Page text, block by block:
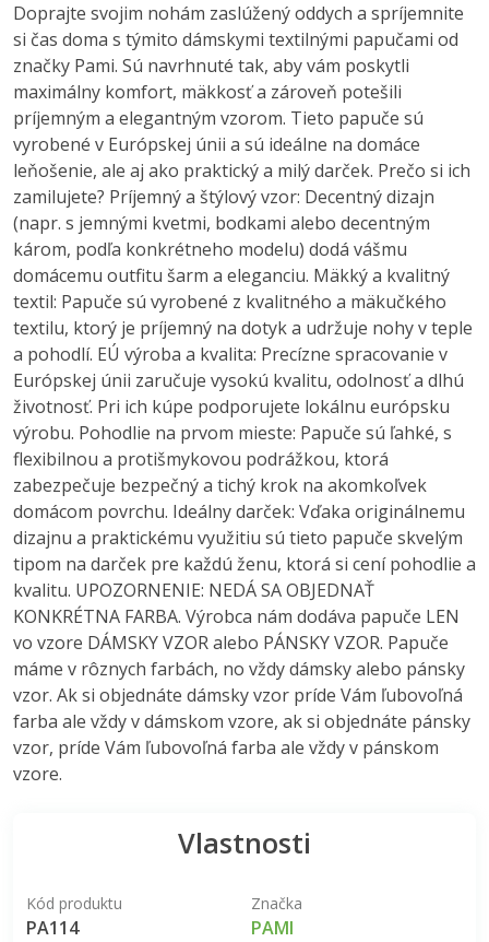
Doprajte svojim nohám zaslúžený oddych a spríjemnite
si čas doma s týmito dámskymi textilnými papučami od
značky Pami. Sú navrhnuté tak, aby vám poskytli
maximálny komfort, mäkkosť a zároveň potešili
príjemným a elegantným vzorom. Tieto papuče sú
vyrobené v Európskej únii a sú ideálne na domáce
leňošenie, ale aj ako praktický a milý darček. Prečo si ich
zamilujete? Príjemný a štýlový vzor: Decentný dizajn
(napr. s jemnými kvetmi, bodkami alebo decentným
károm, podľa konkrétneho modelu) dodá vášmu
domácemu outfitu šarm a eleganciu. Mäkký a kvalitný
textil: Papuče sú vyrobené z kvalitného a mäkučkého
textilu, ktorý je príjemný na dotyk a udržuje nohy v teple
a pohodlí. EÚ výroba a kvalita: Precízne spracovanie v
Európskej únii zaručuje vysokú kvalitu, odolnosť a dlhú
životnosť. Pri ich kúpe podporujete lokálnu európsku
výrobu. Pohodlie na prvom mieste: Papuče sú ľahké, s
flexibilnou a protišmykovou podrážkou, ktorá
zabezpečuje bezpečný a tichý krok na akomkoľvek
domácom povrchu. Ideálny darček: Vďaka originálnemu
dizajnu a praktickému využitiu sú tieto papuče skvelým
tipom na darček pre každú ženu, ktorá si cení pohodlie a
kvalitu. UPOZORNENIE: NEDÁ SA OBJEDNAŤ
KONKRÉTNA FARBA. Výrobca nám dodáva papuče LEN
vo vzore DÁMSKY VZOR alebo PÁNSKY VZOR. Papuče
máme v rôznych farbách, no vždy dámsky alebo pánsky
vzor. Ak si objednáte dámsky vzor príde Vám ľubovoľná
farba ale vždy v dámskom vzore, ak si objednáte pánsky
vzor, príde Vám ľubovoľná farba ale vždy v pánskom
vzore.
Vlastnosti
Kód produktu
PA114
Značka
PAMI